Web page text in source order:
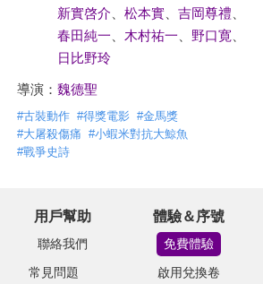
新實啓介
松本實、 吉岡尊禮
春田純一
木村祐一 野口寛
日比野玲
導演： 魏德聖
#古裝動作 #得獎電影 #金馬獎
#大屠殺傷痛 #小蝦米對抗大鯨魚
#戰爭史詩
用戶幫助
聯絡我們
常見問題
體驗＆序號
免費體驗
啟用兌換卷